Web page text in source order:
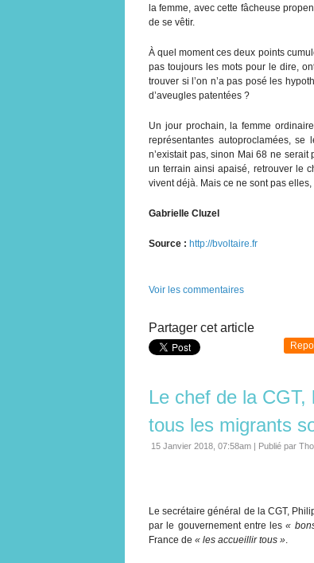
la femme, avec cette fâcheuse
de se vêtir.
À quel moment ces deux points
pas toujours les mots pour le dire,
trouver si l’on n’a pas posé les
d’aveugles patentées ?
Un jour prochain, la femme
représentantes autoproclamées,
n’existait pas, sinon Mai 68 ne
un terrain ainsi apaisé, retrouver le
vivent déjà. Mais ce ne sont pas
Gabrielle Cluzel
Source : http://bvoltaire.fr
Voir les commentaires
Partager cet article
Le chef de la
tous les migrants
15 Janvier 2018, 07:58am | Publié par
Le secrétaire général de la CGT,
par le gouvernement entre les «
France de « les accueillir tous ».